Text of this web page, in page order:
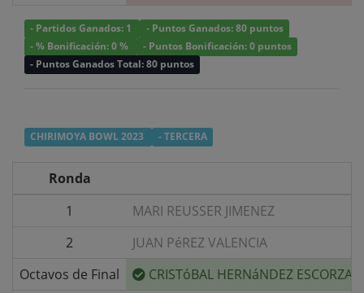
- Partidos Ganados: 1
- Puntos Ganados: 80 puntos
- % Bonificación: 0 %
- Puntos Bonificación: 0 puntos
- Puntos Ganados Total: 80 puntos
CHIRIMOYA BOWL 2023 - TERCERA
Ronda
1
MARI REUSSER JIMENEZ
2
JUAN PéREZ VALENCIA
Octavos de Final
CRISTóBAL HERNáNDEZ ESCORZA